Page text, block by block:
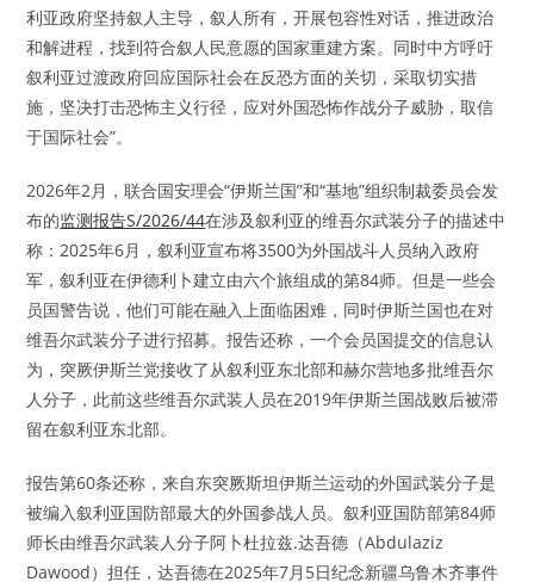
利亚政府坚持叙人主导，叙人所有，开展包容性对话，推进政治
和解进程，找到符合叙人民意愿的国家重建方案。同时中方呼吁
叙利亚过渡政府回应国际社会在反恐方面的关切，采取切实措
施，坚决打击恐怖主义行径，应对外国恐怖作战分子威胁，取信
于国际社会”。
2026年2月，联合国安理会“伊斯兰国”和“基地”组织制裁委员会发
布的监测报告S/2026/44在涉及叙利亚的维吾尔武装分子的描述中
称：2025年6月，叙利亚宣布将3500为外国战斗人员纳入政府
军，叙利亚在伊德利卜建立由六个旅组成的第84师。但是一些会
员国警告说，他们可能在融入上面临困难，同时伊斯兰国也在对
维吾尔武装分子进行招募。报告还称，一个会员国提交的信息认
为，突厥伊斯兰党接收了从叙利亚东北部和赫尔营地多批维吾尔
人分子，此前这些维吾尔武装人员在2019年伊斯兰国战败后被滞
留在叙利亚东北部。
报告第60条还称，来自东突厥斯坦伊斯兰运动的外国武装分子是
被编入叙利亚国防部最大的外国参战人员。叙利亚国防部第84师
师长由维吾尔武装人分子阿卜杜拉兹.达吾德（Abdulaziz
Dawood）担任，达吾德在2025年7月5日纪念新疆乌鲁木齐事件